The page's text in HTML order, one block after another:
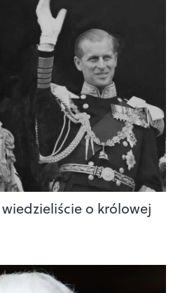
o królowej